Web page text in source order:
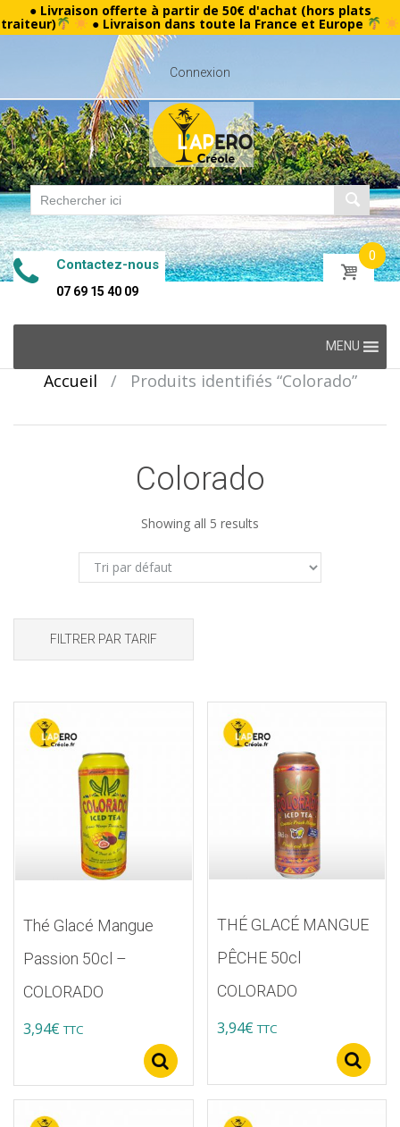
● Livraison offerte à partir de 50€ d'achat (hors plats
traiteur) ● Livraison dans toute la France et Europe
Connexion
Contactez-nous
07 69 15 40 09
0
content
MENU
Accueil / Produits identifiés “Colorado”
Colorado
Showing all 5 results
FILTRER PAR TARIF
Thé Glacé Mangue
Passion 50cl –
COLORADO
3,94€ TTC
THÉ GLACÉ MANGUE
PÊCHE 50cl
COLORADO
3,94€ TTC